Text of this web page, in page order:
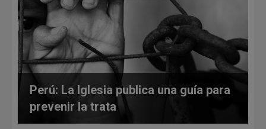
Perú: La Iglesia publica una guía para
prevenir la trata